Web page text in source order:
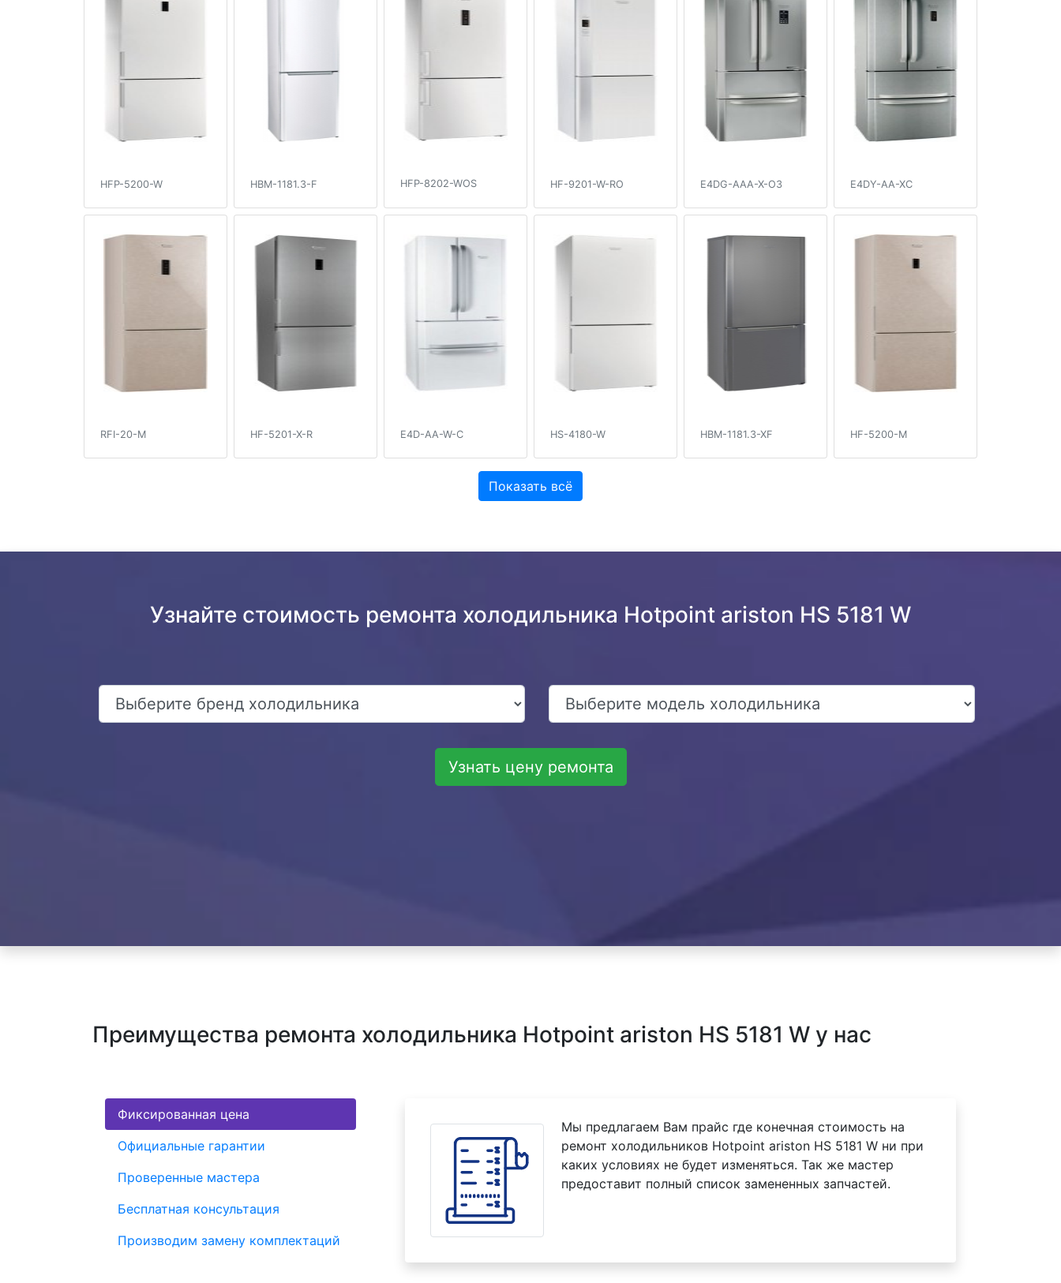
HFP-5200-W HBM-1181.3-F HFP-8202-WOS HF-9201-W-RO E4DG-AAA-X-O3 E4DY-AA-XC
RFI-20-M HF-5201-X-R E4D-AA-W-C HS-4180-W HBM-1181.3-XF HF-5200-M
Показать всё
Узнайте стоимость ремонта холодильника Hotpoint ariston HS 5181 W
Узнать цену ремонта
Преимущества ремонта холодильника Hotpoint ariston HS 5181 W у нас
Фиксированная цена
Официальные гарантии
Проверенные мастера
Бесплатная консультация
Производим замену комплектаций
Мы предлагаем Вам прайс где конечная стоимость на
ремонт холодильников Hotpoint ariston HS 5181 W ни при
каких условиях не будет изменяться. Так же мастер
предоставит полный список замененных запчастей.